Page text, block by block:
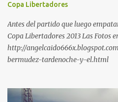
Copa Libertadores
Antes del partido que luego
Copa Libertadores 2013 Las Fotos
http://
bermudez-tardenoche-y-el.html